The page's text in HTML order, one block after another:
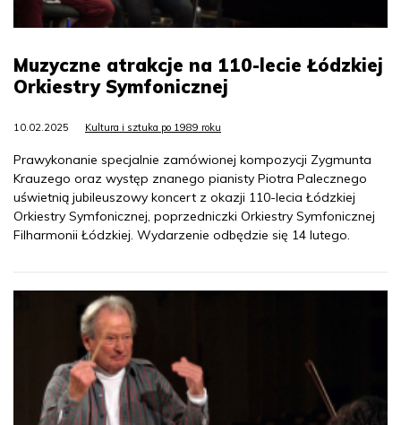
Muzyczne atrakcje na 110-lecie Łódzkiej
Orkiestry Symfonicznej
10.02.2025 Kultura i sztuka po 1989 roku
Prawykonanie specjalnie zamówionej kompozycji Zygmunta
Krauzego oraz występ znanego pianisty Piotra Palecznego
uświetnią jubileuszowy koncert z okazji 110-lecia Łódzkiej
Orkiestry Symfonicznej, poprzedniczki Orkiestry Symfonicznej
Filharmonii Łódzkiej. Wydarzenie odbędzie się 14 lutego.